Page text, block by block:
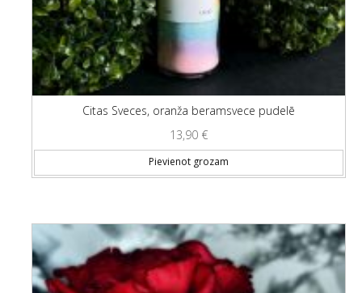
Citas Sveces, oranža beramsvece pudelē
13,90 €
Pievienot grozam